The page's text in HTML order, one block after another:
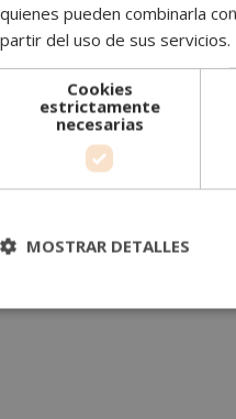
quienes pueden combinarla
partir del uso de sus servicios.
Cookies
estrictamente
necesarias
MOSTRAR DETALLES